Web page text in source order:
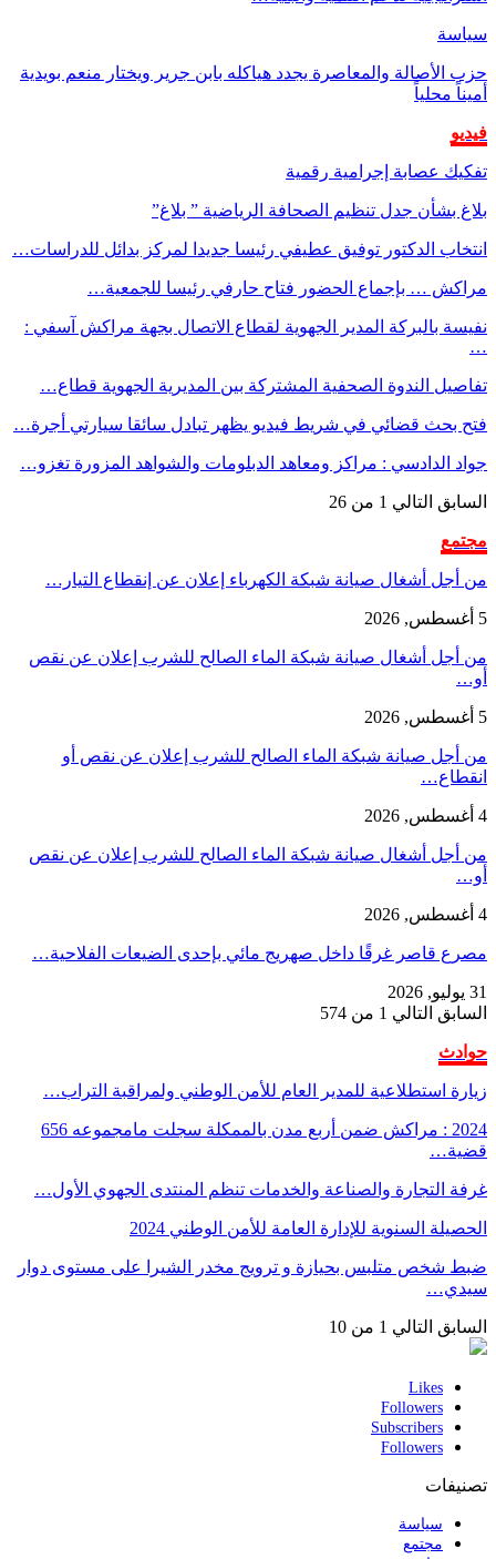
سياسة
حزب الأصالة والمعاصرة يجدد هياكله بابن جرير ويختار منعم بويدية
أميناً محلياً
فيديو
تفكيك عصابة إجرامية رقمية
بلاغ بشأن جدل تنظيم الصحافة الرياضية ” بلاغ”
انتخاب الدكتور توفيق عطيفي رئيسا جديدا لمركز بدائل للدراسات…
مراكش … بإجماع الحضور فتاح حارفي رئيسا للجمعية…
نفيسة بالبركة المدير الجهوية لقطاع الاتصال بجهة مراكش آسفي :
…
تفاصيل الندوة الصحفية المشتركة بين المديرية الجهوية قطاع…
فتح بحث قضائي في شريط فيديو يظهر تبادل سائقا سيارتي أجرة…
جواد الدادسي : مراكز ومعاهد الدبلومات والشواهد المزورة تغزو…
السابق التالي 1 من 26
مجتمع
من أجل أشغال صيانة شبكة الكهرباء إعلان عن إنقطاع التيار…
5 أغسطس, 2026
من أجل أشغال صيانة شبكة الماء الصالح للشرب إعلان عن نقص
أو…
5 أغسطس, 2026
من أجل صيانة شبكة الماء الصالح للشرب إعلان عن نقص أو
انقطاع…
4 أغسطس, 2026
من أجل أشغال صيانة شبكة الماء الصالح للشرب إعلان عن نقص
أو…
4 أغسطس, 2026
مصرع قاصر غرقًا داخل صهريج مائي بإحدى الضيعات الفلاحية…
31 يوليو, 2026
السابق التالي 1 من 574
حوادث
زيارة استطلاعية للمدير العام للأمن الوطني ولمراقبة التراب…
2024 : مراكش ضمن أربع مدن بالممكلة سجلت مامجموعه 656
قضية…
غرفة التجارة والصناعة والخدمات تنظم المنتدى الجهوي الأول…
الحصيلة السنوية للإدارة العامة للأمن الوطني 2024
ضبط شخص متلبس بحيازة و ترويج مخدر الشيرا على مستوى دوار
سيدي…
السابق التالي 1 من 10
Likes
Followers
Subscribers
Followers
تصنيفات
سياسة
مجتمع